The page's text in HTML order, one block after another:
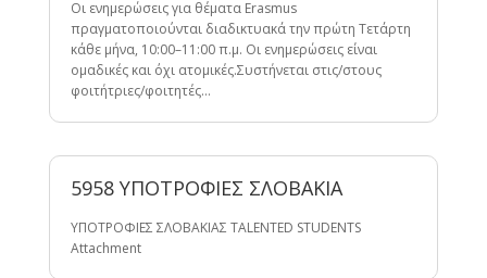
Οι ενημερώσεις για θέματα Erasmus
πραγματοποιούνται διαδικτυακά την πρώτη Τετάρτη
κάθε μήνα, 10:00–11:00 π.μ. Οι ενημερώσεις είναι
ομαδικές και όχι ατομικές.Συστήνεται στις/στους
φοιτήτριες/φοιτητές…
5958 ΥΠΟΤΡΟΦΙΕΣ ΣΛΟΒΑΚΙΑ
ΥΠΟΤΡΟΦΙΕΣ ΣΛΟΒΑΚΙΑΣ TALENTED STUDENTS
Attachment